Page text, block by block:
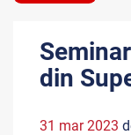
din
31 mar 2023